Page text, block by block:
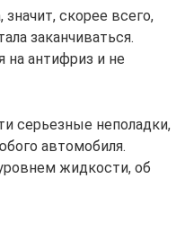
скорее всего,
заканчиваться.
антифриз и не
серьезные неполадки,
автомобиля.
жидкости, об